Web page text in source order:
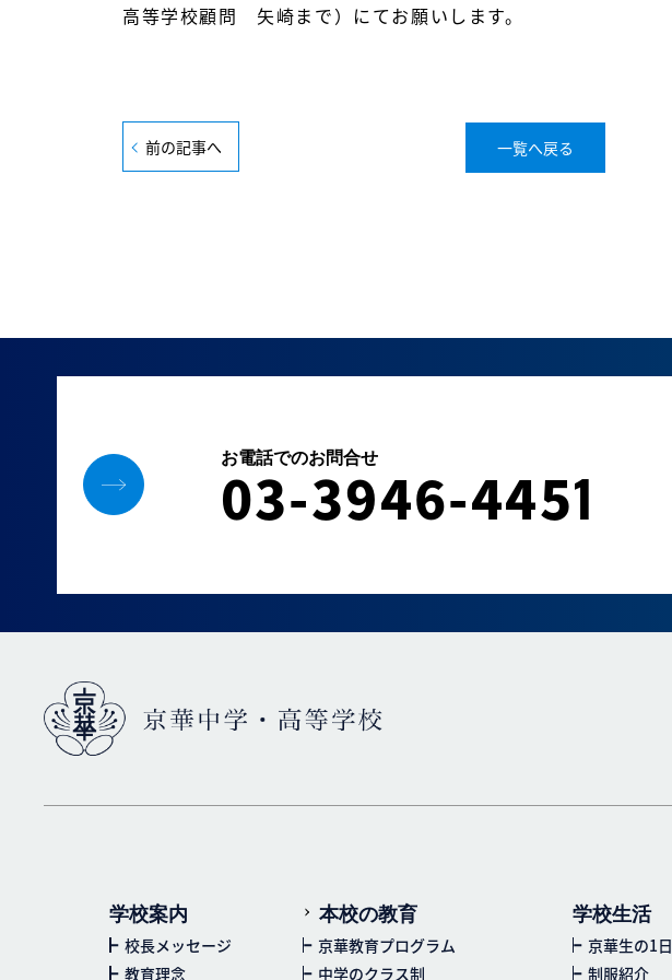
高等学校顧問 矢崎まで）にてお願いします。
前の記事へ 一覧へ戻る
お電話でのお問合せ
03-3946-4451
学校案内
校長メッセージ
教育理念
本校の教育
京華教育プログラム
中学のクラス制
学校生活
京華生の1日
制服紹介